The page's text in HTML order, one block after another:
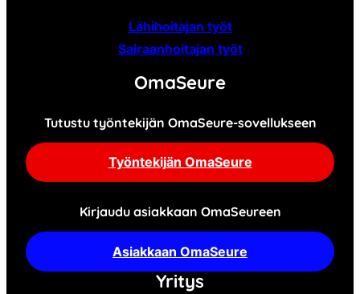
Lähihoitajan työt
Sairaanhoitajan työt
OmaSeure
Tutustu työntekijän OmaSeure-sovellukseen
Työntekijän OmaSeure
Kirjaudu asiakkaan OmaSeureen
Asiakkaan OmaSeure
Yritys